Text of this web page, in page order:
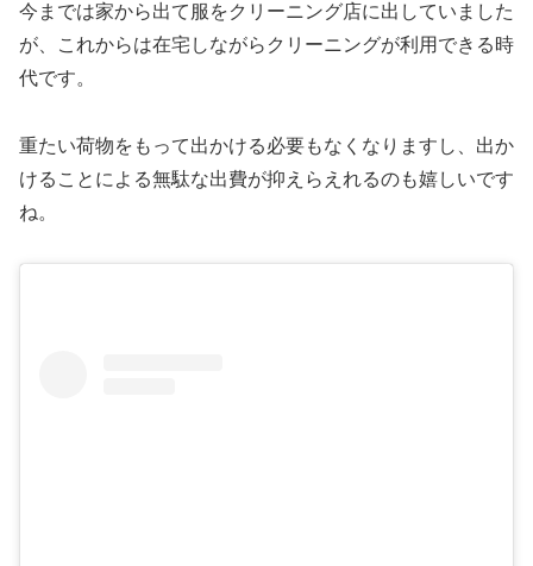
今までは家から出て服をクリーニング店に出していました
が、これからは在宅しながらクリーニングが利用できる時
代です。
重たい荷物をもって出かける必要もなくなりますし、出か
けることによる無駄な出費が抑えらえれるのも嬉しいです
ね。